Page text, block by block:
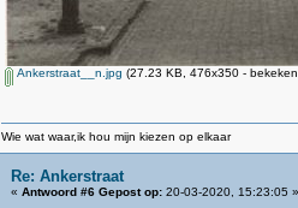
Ankerstraat__n.jpg (27.23 KB, 476x350 -
Wie wat waar,ik hou mijn kiezen op elkaar
Re: Ankerstraat
« Antwoord #6 Gepost op: 20-03-2020, 15:23:05 »